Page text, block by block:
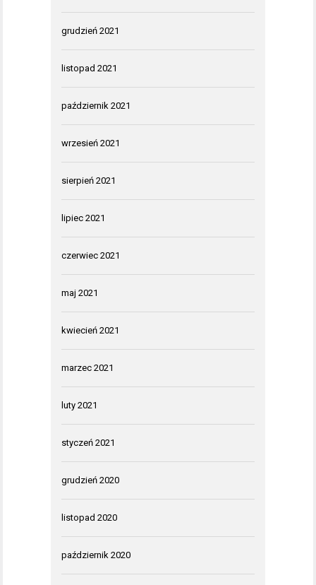
grudzień 2021
listopad 2021
październik 2021
wrzesień 2021
sierpień 2021
lipiec 2021
czerwiec 2021
maj 2021
kwiecień 2021
marzec 2021
luty 2021
styczeń 2021
grudzień 2020
listopad 2020
październik 2020